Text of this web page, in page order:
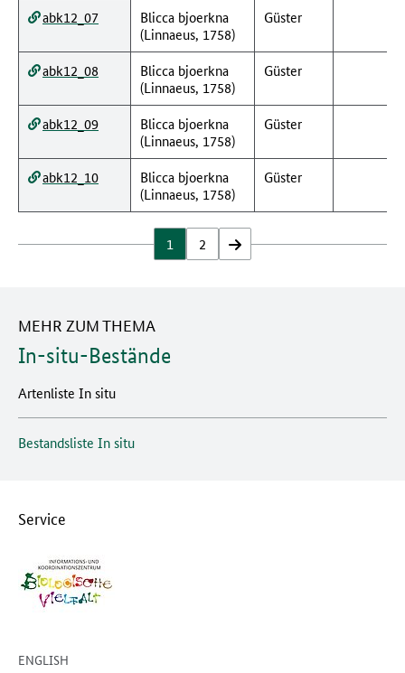
abk12_07
Blicca bjoerkna
(Linnaeus, 1758)
Güster
abk12_08
Blicca bjoerkna
(Linnaeus, 1758)
Güster
abk12_09
Blicca bjoerkna
(Linnaeus, 1758)
Güster
abk12_10
Blicca bjoerkna
(Linnaeus, 1758)
Güster
1 2 vor
MEHR ZUM THEMA
In-situ-Bestände
Artenliste In situ
Bestandsliste In situ
Service
ENGLISH